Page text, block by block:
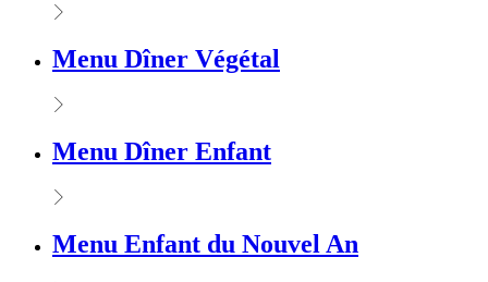
Menu Dîner Végétal
Menu Dîner Enfant
Menu Enfant du Nouvel An